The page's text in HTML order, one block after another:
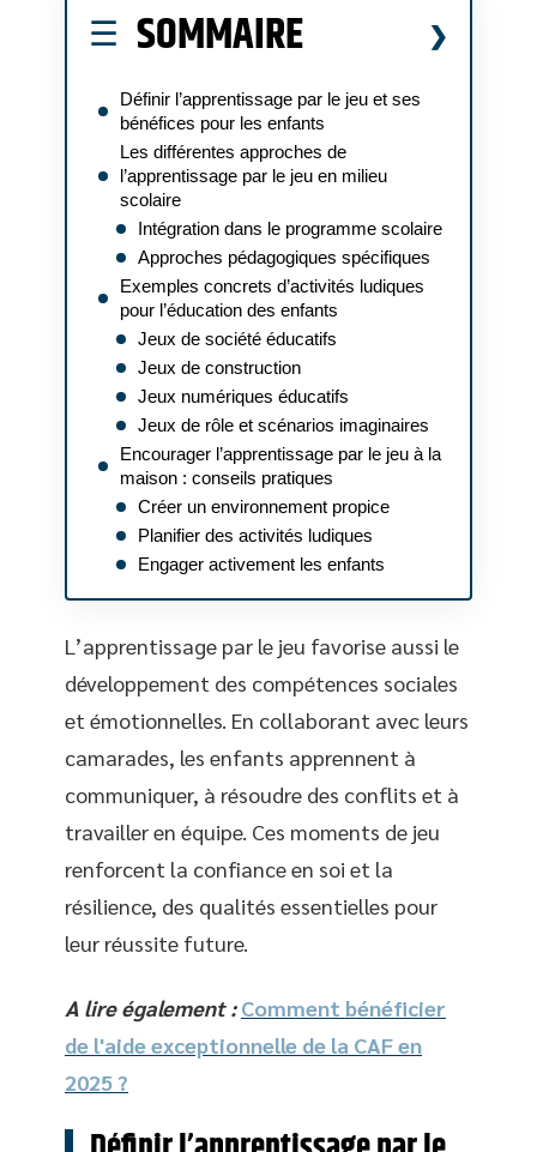
SOMMAIRE
Définir l’apprentissage par le jeu et ses
bénéfices pour les enfants
Les différentes approches de
l’apprentissage par le jeu en milieu
scolaire
Intégration dans le programme scolaire
Approches pédagogiques spécifiques
Exemples concrets d’activités ludiques
pour l’éducation des enfants
Jeux de société éducatifs
Jeux de construction
Jeux numériques éducatifs
Jeux de rôle et scénarios imaginaires
Encourager l’apprentissage par le jeu à la
maison : conseils pratiques
Créer un environnement propice
Planifier des activités ludiques
Engager activement les enfants
L’apprentissage par le jeu favorise aussi le
développement des compétences sociales
et émotionnelles. En collaborant avec leurs
camarades, les enfants apprennent à
communiquer, à résoudre des conflits et à
travailler en équipe. Ces moments de jeu
renforcent la confiance en soi et la
résilience, des qualités essentielles pour
leur réussite future.
A lire également : Comment bénéficier
de l'aide exceptionnelle de la CAF en
2025 ?